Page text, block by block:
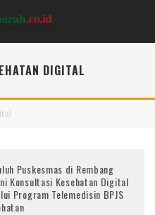
DIGITAL
Puskesmas di Rembang
Konsultasi Kesehatan Digital
Program Telemedisin BPJS